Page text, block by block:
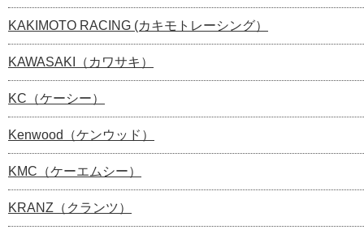
KAKIMOTO RACING (カキモトレーシング）
KAWASAKI（カワサキ）
KC（ケーシー）
Kenwood（ケンウッド）
KMC（ケーエムシー）
KRANZ（クランツ）